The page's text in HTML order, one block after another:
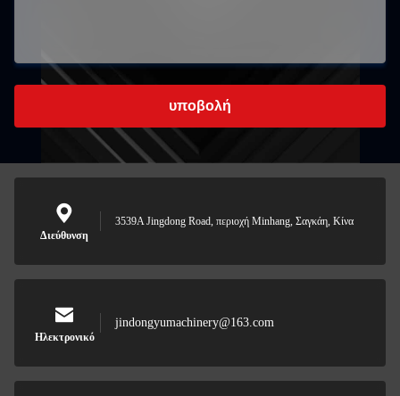
υποβολή
Διεύθυνση
3539A Jingdong Road, περιοχή Minhang, Σαγκάη, Κίνα
Ηλεκτρονικό
jindongyumachinery@163.com